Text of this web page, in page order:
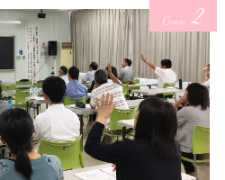
Course 2